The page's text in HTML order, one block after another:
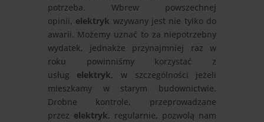
potrzeba. Wbrew powszechnej
opinii, elektryk wzywany jest nie tylko do
awarii. Możemy uznać to za niepotrzebny
wydatek, jednakże przynajmniej raz w
roku powinniśmy korzystać z
usług elektryk, w szczególności jeżeli
mieszkamy w starym budownictwie.
Drobne kontrole, przeprowadzane
przez elektryk, regularnie, pozwolą nam